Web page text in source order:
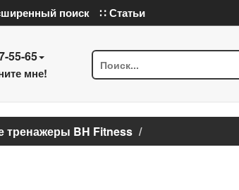
поиск ∷ Статьи
55-65
мне!
тренажеры BH Fitness